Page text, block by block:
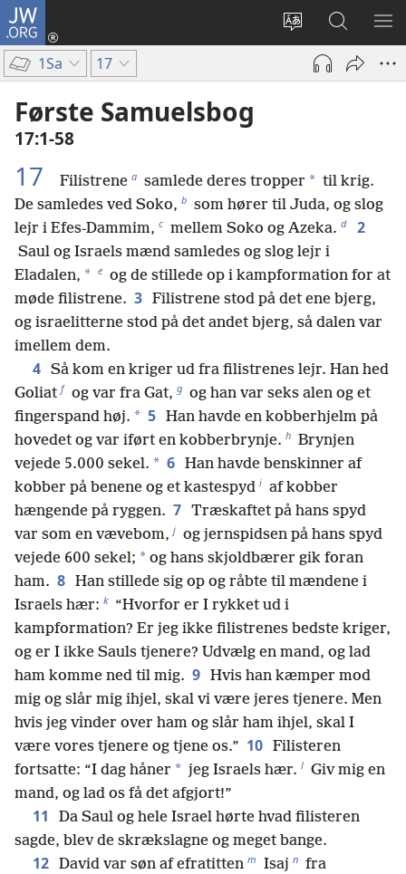
JW.ORG
Vælg
sprog
Log
på
(åbner
Søg
på
JW.ORG
VIS
1Sa 17
Første Samuelsbog
17:1-58
17 Filistrene a samlede deres tropper * til krig.
De samledes ved Soko, b som hører til Juda, og slog
lejr i Efes-Dammim, c mellem Soko og Azeka. d 2
Saul og Israels mænd samledes og slog lejr i
Eladalen, * e og de stillede op i kampformation for at
møde filistrene. 3 Filistrene stod på det ene bjerg,
og israelitterne stod på det andet bjerg, så dalen var
imellem dem.
4 Så kom en kriger ud fra filistrenes lejr. Han hed
Goliat f og var fra Gat, g og han var seks alen og et
fingerspand høj. * 5 Han havde en kobberhjelm på
hovedet og var iført en kobberbrynje. h Brynjen
vejede 5.000 sekel. * 6 Han havde benskinner af
kobber på benene og et kastespyd i af kobber
hængende på ryggen. 7 Træskaftet på hans spyd
var som en vævebom, j og jernspidsen på hans spyd
vejede 600 sekel; * og hans skjoldbærer gik foran
ham. 8 Han stillede sig op og råbte til mændene i
Israels hær: k “Hvorfor er I rykket ud i
kampformation? Er jeg ikke filistrenes bedste kriger,
og er I ikke Sauls tjenere? Udvælg en mand, og lad
ham komme ned til mig. 9 Hvis han kæmper mod
mig og slår mig ihjel, skal vi være jeres tjenere. Men
hvis jeg vinder over ham og slår ham ihjel, skal I
være vores tjenere og tjene os.” 10 Filisteren
fortsatte: “I dag håner * jeg Israels hær. l Giv mig en
mand, og lad os få det afgjort!”
11
Da Saul og hele Israel hørte hvad filisteren
sagde, blev de skrækslagne og meget bange.
12 David var søn af efratitten m Isaj n fra